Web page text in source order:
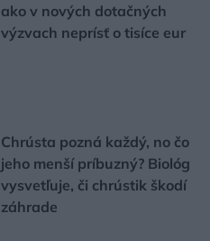
ako v nových dotačných
výzvach neprísť o tisíce eur
Chrústa pozná každý, no čo
jeho menší príbuzný? Biológ
vysvetľuje, či chrústik škodí
záhrade